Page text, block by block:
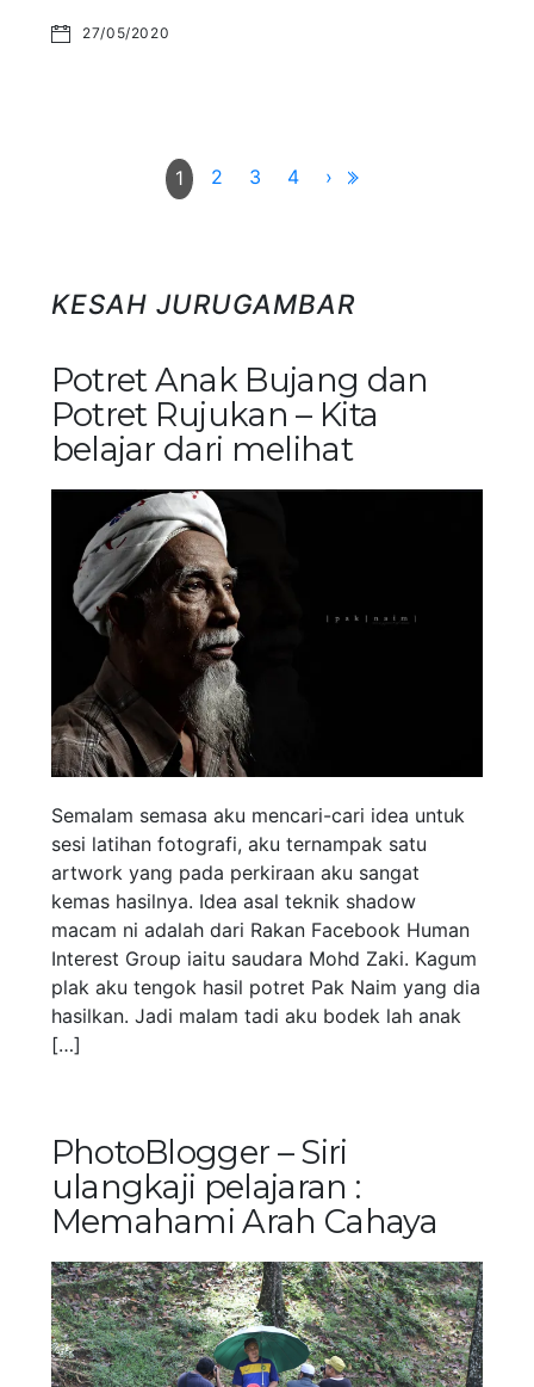
27/05/2020
1 2 3 4 ›
KESAH JURUGAMBAR
Potret Anak Bujang dan
Potret Rujukan – Kita
belajar dari melihat
Semalam semasa aku mencari-cari idea untuk
sesi latihan fotografi, aku ternampak satu
artwork yang pada perkiraan aku sangat
kemas hasilnya. Idea asal teknik shadow
macam ni adalah dari Rakan Facebook Human
Interest Group iaitu saudara Mohd Zaki. Kagum
plak aku tengok hasil potret Pak Naim yang dia
hasilkan. Jadi malam tadi aku bodek lah anak
[…]
PhotoBlogger – Siri
ulangkaji pelajaran :
Memahami Arah Cahaya